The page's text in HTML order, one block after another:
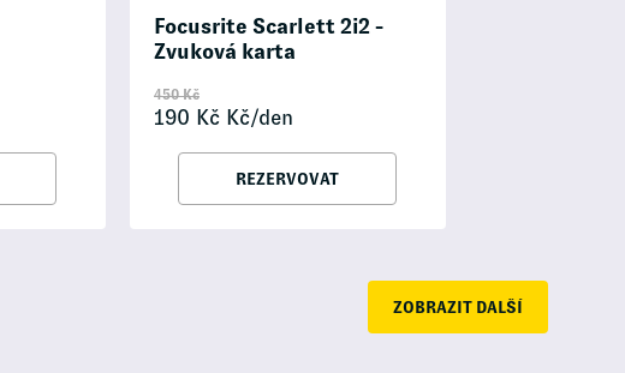
Focusrite Scarlett 2i2 -
Zvuková karta
450 Kč
190 KčKč/den
REZERVOVAT
ZOBRAZIT DALŠÍ